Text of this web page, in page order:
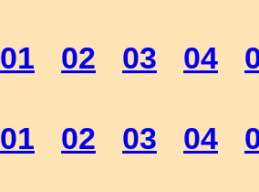
01 02 03 04
01 02 03 04